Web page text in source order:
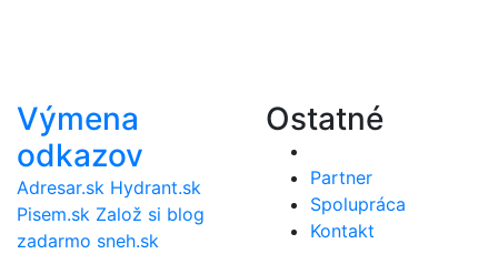
Výmena
odkazov
Adresar.sk Hydrant.sk
Pisem.sk Založ si blog
zadarmo sneh.sk
Ostatné
Partner
Spolupráca
Kontakt